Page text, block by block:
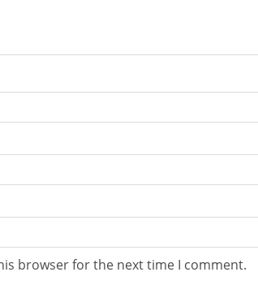
browser for the next time I comment.